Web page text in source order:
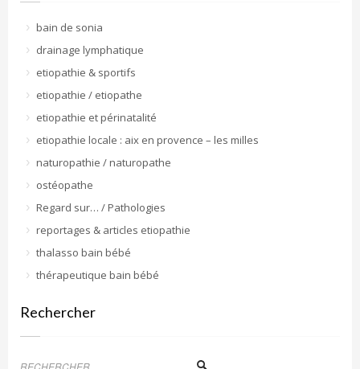
bain de sonia
drainage lymphatique
etiopathie & sportifs
etiopathie / etiopathe
etiopathie et périnatalité
etiopathie locale : aix en provence – les milles
naturopathie / naturopathe
ostéopathe
Regard sur… / Pathologies
reportages & articles etiopathie
thalasso bain bébé
thérapeutique bain bébé
Rechercher